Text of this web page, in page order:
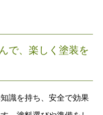
で、楽しく塗装を
識を持ち、安全で効果